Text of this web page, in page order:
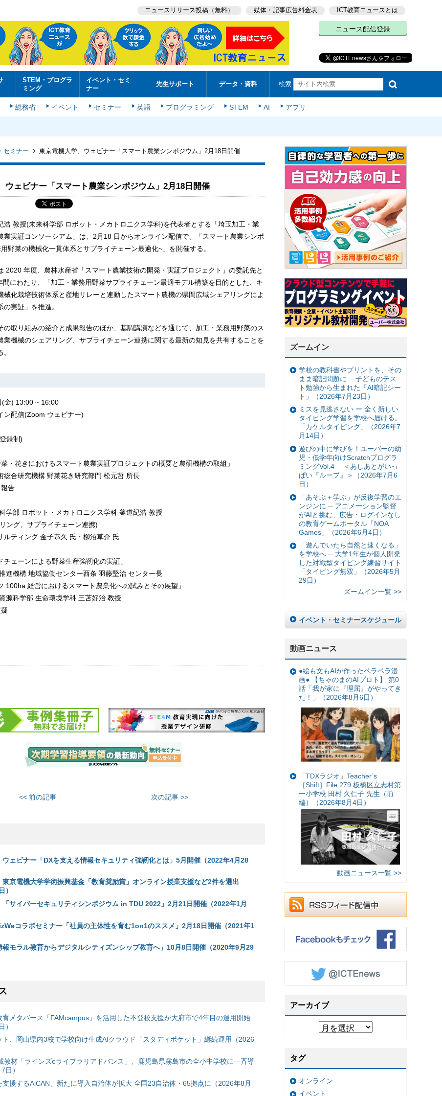
ニュースリリース投稿（無料） 媒体・記事広告料金表 ICT教育ニュースとは
ニュース配信登録
STEM・プログラ
ミング
イベント・セミ
ナー
先生サポート データ・資料 検索
総務省 イベント セミナー 英語 プログラミング STEM AI アプリ
セミナー 東京電機大学、ウェビナー「スマート農業シンポジウム」2月18日開催
ウェビナー「スマート農業シンポジウム」2月18日開催
浩 教授(未来科学部 ロボット・メカトロニクス学科)を代表者とする「埼玉加工・業
業実証コンソーシアム」は、2月18 日からオンライン配信で、「スマート農業シンポ
野菜の機械化一貫体系とサプライチェーン最適化~」を開催する。
2020 年度、農林水産省「スマート農業技術の開発・実証プロジェクト」の委託先と
間にわたり、「加工・業務用野菜サプライチェーン最適モデル構築を目的とした、キ
械化栽培技術体系と産地リレーと連動したスマート農機の県間広域シェアリングによ
実証」を推進。
の取り組みの紹介と成果報告のほか、基調講演などを通じて、加工・業務用野菜のス
業機械のシェアリング、サプライチェーン連携に関する最新の知見を共有することを
(金) 13:00 ~ 16:00
ン配信(Zoom ウェビナー)
録制)
菜・花きにおけるスマート農業実証プロジェクトの概要と農研機構の取組」
総合研究機構 野菜花き研究部門 松元哲 所長
報告
学部 ロボット・メカトロニクス学科 釜道紀浩 教授
ング、サプライチェーン連携)
ルティング 金子恭久 氏・柳沼草介 氏
ェーンによる野菜生産強靭化の実証」
進機構 地域協働センター西条 羽藤堅治 センター長
100ha 経営におけるスマート農業化への試みとその展望」
源科学部 生命環境学科 三苫好治 教授
<< 前の記事 次の記事 >>
ウェビナー「DXを支える情報セキュリティ強靭化とは」5月開催（2022年4月28
東京電機大学学術振興基金「教育奨励賞」オンライン授業支援など2件を選出
）
「サイバーセキュリティシンポジウム in TDU 2022」2月21日開催（2022年1月
コラボセミナー「社員の主体性を育む1on1のススメ」2月18日開催（2021年1
報モラル教育からデジタルシティズンシップ教育へ」10月8日開催（2020年9月29
育メタバース「FAMcampus」を活用した不登校支援が大府市で4年目の運用開始
）
ト、岡山県内3校で学校向け生成AIクラウド「スタディポケット」継続運用（2026
教材「ラインズeライブラリアドバンス」、鹿児島県霧島市の全小中学校に一斉導
日）
支援するAiCAN、新たに導入自治体が拡大 全国23自治体・65拠点に（2026年8月
ズームイン
学校の教科書やプリントを、その
まま暗記問題に ─ 子どものテス
ト勉強から生まれた「AI暗記シー
ト」（2026年7月23日）
ミスを見逃さない ー 全く新しい
タイピング学習を学校へ届ける。
「カケルタイピング」（2026年7
月14日）
遊びの中に学びを！ユーバーの幼
児・低学年向けScratchプログラ
ミングVol.4 ＜あしあとがいっ
ぱい『ループ』＞（2026年7月6
日）
「あそぶ＋学ぶ」が反復学習のエ
ンジンに ─ アニメーション監督
がAIと挑む、広告・ログインなし
の教育ゲームポータル「NOA
Games」（2026年6月4日）
「遊んでいたら自然と速くなる」
を学校へ ─ 大学1年生が個人開発
した対戦型タイピング練習サイト
「タイピング無双」（2026年5月
29日）
ズームイン一覧 >>
イベント・セミナースケジュール
動画ニュース
●絵も文もAIが作ったペラペラ漫
画● 【ちゃのまのAIプロト】 第0
話「我が家に『理屈』がやってき
た！」（2026年8月6日）
「TDXラジオ」Teacher’s
［Shift］File.279 板橋区立志村第
一小学校 田村 久仁子 先生（前
編）（2026年8月4日）
動画ニュース一覧 >>
アーカイブ
タグ
オンライン
イベント